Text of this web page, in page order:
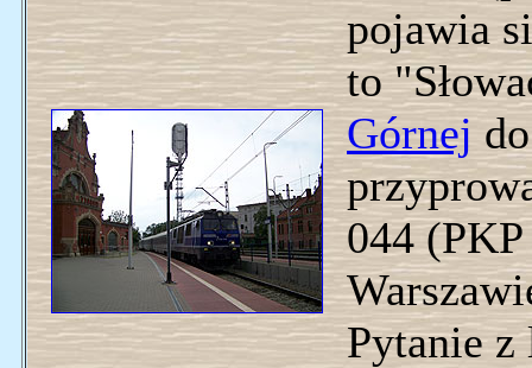
pojawia
to
Górnej
044
Pytanie